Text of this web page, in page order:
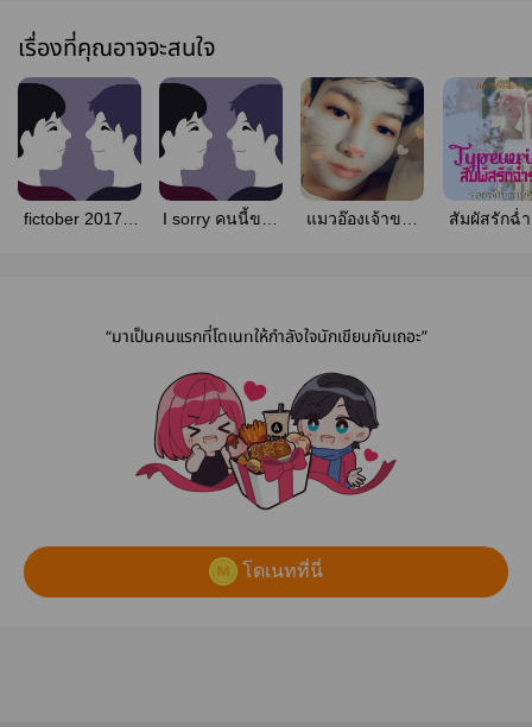
เรื่องที่คุณอาจจะสนใจ
fictober 2017 ~
I sorry คนนี้ของ
แมวอ๊องเจ้าของ
สัมผัสรักฉ่
“มาเป็นคนแรกที่โดเนทให้กำลังใจนักเขียนกันเถอะ”
โดเนทที่นี่